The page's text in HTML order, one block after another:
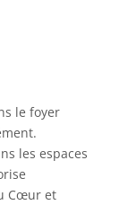
le foyer
les espaces
Cœur et